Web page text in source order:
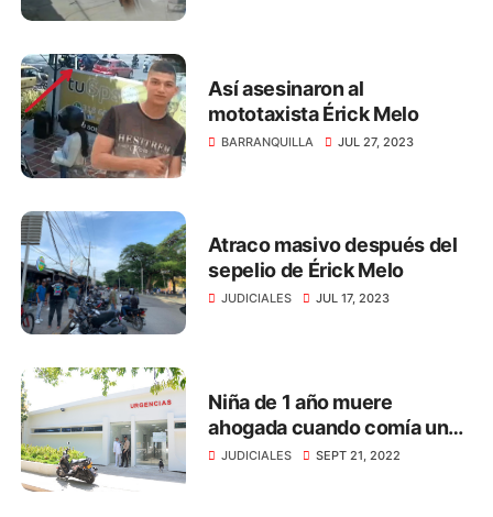
Así asesinaron al
mototaxista Érick Melo
BARRANQUILLA JUL 27, 2023
Atraco masivo después del
sepelio de Érick Melo
JUDICIALES JUL 17, 2023
Niña de 1 año muere
ahogada cuando comía un
dulce, en Santa Marta
JUDICIALES SEPT 21, 2022